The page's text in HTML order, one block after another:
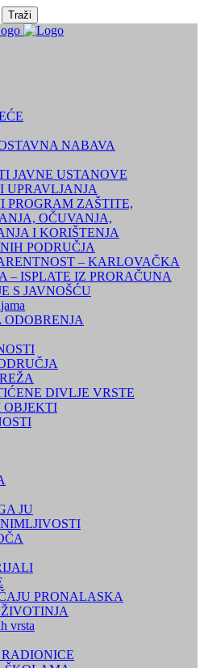
NABAVA
JAVNE USTANOVE
UPRAVLJANJA
PROGRAM ZAŠTITE,
OČUVANJA,
I KORIŠTENJA
PODRUČJA
– KARLOVAČKA
– ISPLATE IZ PRORAČUNA
S JAVNOŠĆU
ODOBRENJA
DIVLJE VRSTE
OBJEKTI
JU
PRONALASKA
vrsta